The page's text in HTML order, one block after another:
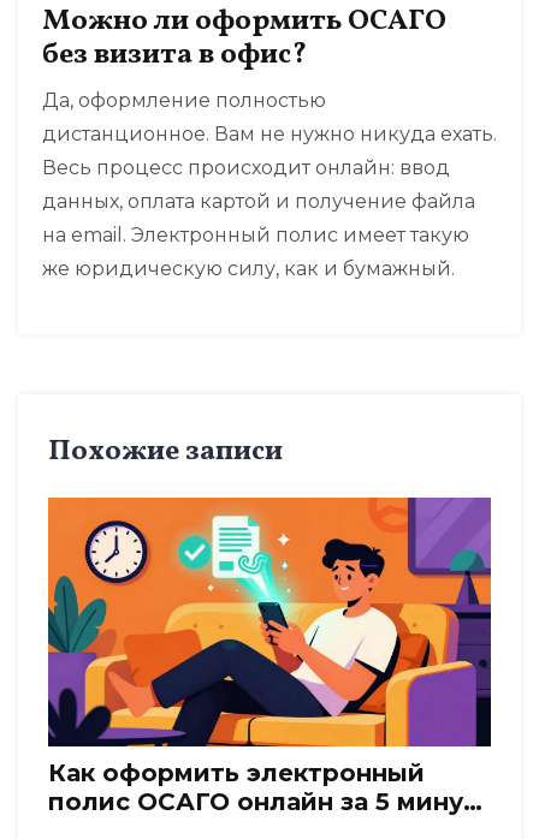
Можно ли оформить ОСАГО
без визита в офис?
Да, оформление полностью
дистанционное. Вам не нужно никуда ехать.
Весь процесс происходит онлайн: ввод
данных, оплата картой и получение файла
на email. Электронный полис имеет такую
же юридическую силу, как и бумажный.
Похожие записи
Как оформить электронный
полис ОСАГО онлайн за 5 минут: